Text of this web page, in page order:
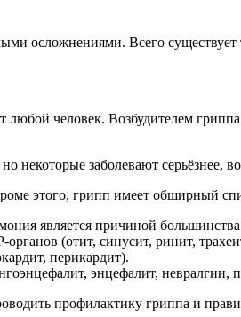
осложнениями. Всего
человек. Возбудителем
заболевают серьёзнее,
этого, грипп имеет обширный
является причиной
(отит, синусит, ринит,
перикардит).
энцефалит, невралгии,
профилактику гриппа и